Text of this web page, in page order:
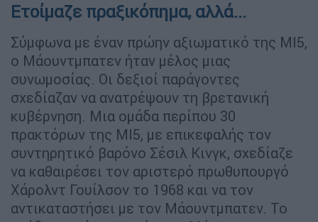
Ετοίμαζε πραξικόπημα, αλλά...
Σύμφωνα με έναν πρώην αξιωματικό της MI5,
ο Μάουντμπατεν ήταν μέλος μιας
συνωμοσίας. Οι δεξιοί παράγοντες
σχεδίαζαν να ανατρέψουν τη βρετανική
κυβέρνηση. Μια ομάδα περίπου 30
πρακτόρων της MI5, με επικεφαλής τον
συντηρητικό βαρόνο Σέσιλ Κινγκ, σχεδίαζε
να καθαιρέσει τον αριστερό πρωθυπουργό
Χάρολντ Γουίλσον το 1968 και να τον
αντικαταστήσει με τον Μάουντμπατεν. Το